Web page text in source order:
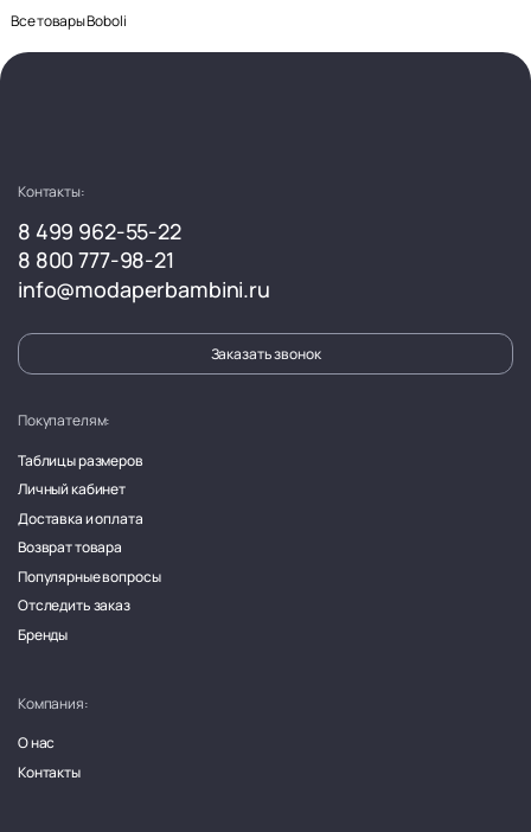
Все товары Boboli
Контакты:
8 499 962-55-22
8 800 777-98-21
info@modaperbambini.ru
Заказать звонок
Покупателям:
Таблицы размеров
Личный кабинет
Доставка и оплата
Возврат товара
Популярные вопросы
Отследить заказ
Бренды
Компания:
О нас
Контакты